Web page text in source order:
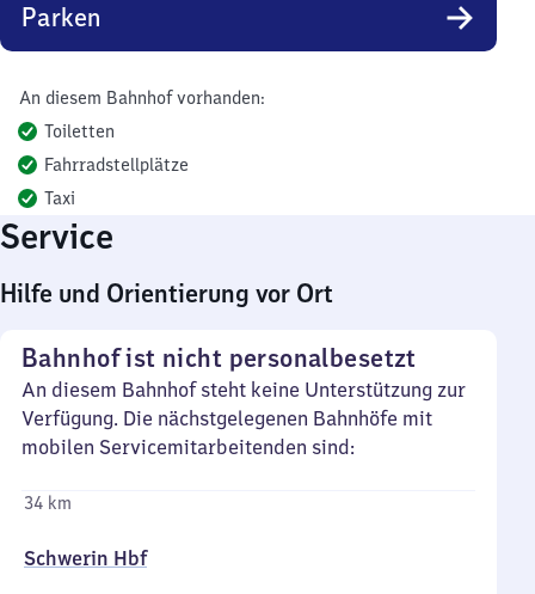
Parken
An diesem Bahnhof vorhanden:
Toiletten
Fahrradstellplätze
Taxi
Service
Hilfe und Orientierung vor Ort
Bahnhof ist nicht personalbesetzt
An diesem Bahnhof steht keine Unterstützung zur
Verfügung. Die nächstgelegenen Bahnhöfe mit
mobilen Servicemitarbeitenden sind:
34 km
Schwerin Hbf